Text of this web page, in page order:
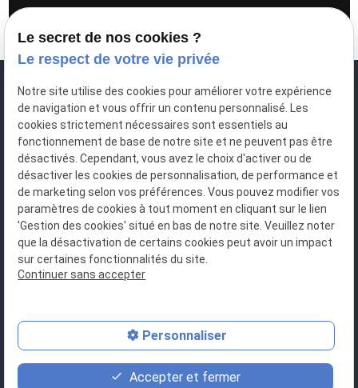
N° de Siret : 483951282
1 rue Albert SCHWEITZER, 14280 SAINT CONTEST
Plan du site
Politique de confidentialité
Le secret de nos cookies ?
Le respect de votre vie privée
Notre site utilise des cookies pour améliorer votre expérience
de navigation et vous offrir un contenu personnalisé. Les
cookies strictement nécessaires sont essentiels au
fonctionnement de base de notre site et ne peuvent pas être
désactivés. Cependant, vous avez le choix d'activer ou de
désactiver les cookies de personnalisation, de performance et
de marketing selon vos préférences. Vous pouvez modifier vos
paramètres de cookies à tout moment en cliquant sur le lien
'Gestion des cookies' situé en bas de notre site. Veuillez noter
que la désactivation de certains cookies peut avoir un impact
sur certaines fonctionnalités du site.
Continuer sans accepter
Personnaliser
Accepter et fermer